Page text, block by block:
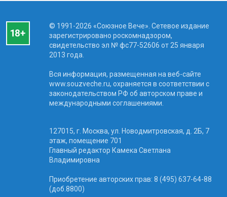
© 1991-2026 «Союзное Вече». Сетевое издание
зарегистрировано роскомнадзором,
свидетельство эл № фc77-52606 от 25 января
2013 года.
Вся информация, размещенная на веб-сайте
www.souzveche.ru, охраняется в соответствии с
законодательством РФ об авторском праве и
международными соглашениями.
127015, г. Москва, ул. Новодмитровская, д. 2Б, 7
этаж, помещение 701
Главный редактор Камека Светлана
Владимировна
Приобретение авторских прав: 8 (495) 637-64-88
(доб.8800)